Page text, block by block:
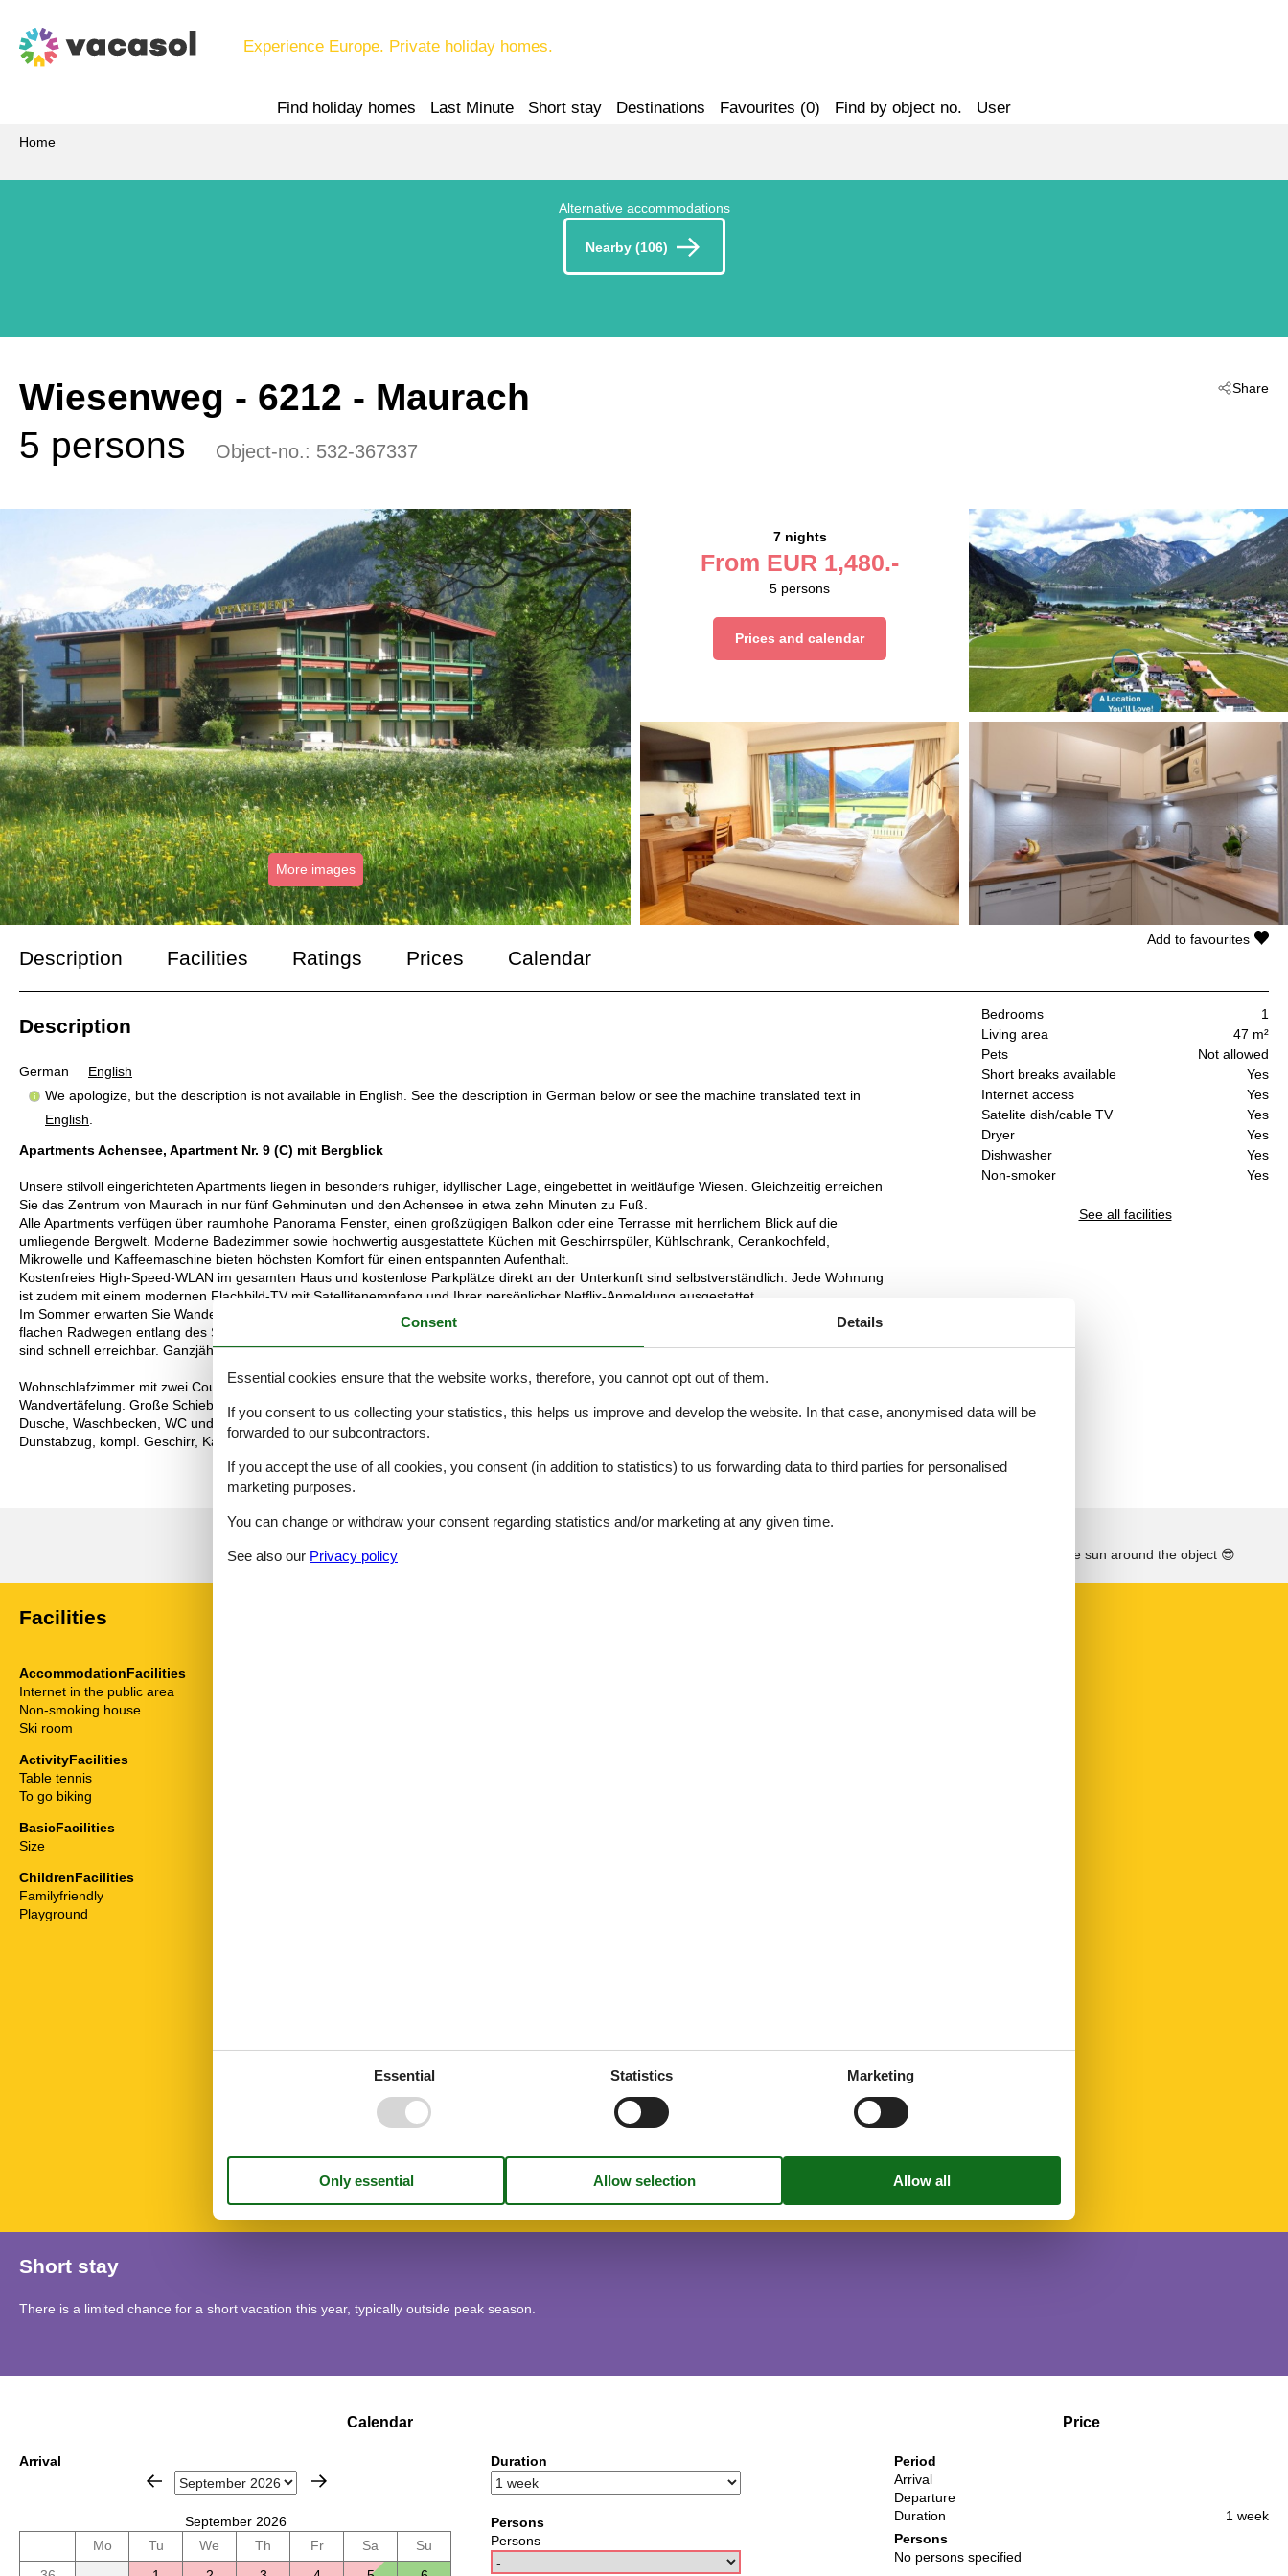
Experience Europe. Private holiday homes.
Find holiday homes Last Minute Short stay Destinations Favourites (0) Find by object no. User
Home
Alternative accommodations
Nearby (106)
Share
Wiesenweg - 6212 - Maurach
5 persons
Object-no.: 532-367337
More images
7 nights
From EUR 1,480.-
5 persons
Prices and calendar
Description Facilities Ratings Prices Calendar
Bedrooms
1
Living area
47 m²
Pets
Not allowed
Short breaks available
Yes
Internet access
Yes
Satelite dish/cable TV
Yes
Dryer
Yes
Dishwasher
Yes
Non-smoker
Yes
See all facilities
Add to favourites
Description
German
English
We apologize, but the description is not available in English. See the description in German below or see the machine translated text in
English.
Apartments Achensee, Apartment Nr. 9 (C) mit Bergblick
Unsere stilvoll eingerichteten Apartments liegen in besonders ruhiger, idyllischer Lage, eingebettet in weitläufige Wiesen. Gleichzeitig erreichen
Sie das Zentrum von Maurach in nur fünf Gehminuten und den Achensee in etwa zehn Minuten zu Fuß.
Alle Apartments verfügen über raumhohe Panorama Fenster, einen großzügigen Balkon oder eine Terrasse mit herrlichem Blick auf die
umliegende Bergwelt. Moderne Badezimmer sowie hochwertig ausgestattete Küchen mit Geschirrspüler, Kühlschrank, Cerankochfeld,
Mikrowelle und Kaffeemaschine bieten höchsten Komfort für einen entspannten Aufenthalt.
Kostenfreies High-Speed-WLAN im gesamten Haus und kostenlose Parkplätze direkt an der Unterkunft sind selbstverständlich. Jede Wohnung
ist zudem mit einem modernen Flachbild-TV mit Satellitenempfang und Ihrer persönlicher Netflix-Anmeldung ausgestattet.
Im Sommer erwarten Sie Wandern, Schwimmen im kristallklaren Achensee, sportliches Mountainbiken oder entspanntes Familienradeln auf
flachen Radwegen entlang des Sees. Im Winter starten Langlaufloipen direkt vor dem Haus; die Skigebiete Rofan, Karwendel und Christlum
sind schnell erreichbar. Ganzjährig lädt das nahegelegene ‘Freizeitzentrum Atoll’ mit Erlebnisbad und Wellnessbereich zum Genießen ein.
Wohnschlafzimmer mit zwei Couches und Tischchen, gepolsterter Eßecke und Bauernkomode. Dreibettzimmer mit 2 Fauteuils und Tischchen,
Wandvertäfelung. Große Schiebetüre zum Liegebalkon bzw. zur Gartenterasse. Vorraum mit Schrank. Frisch renoviertes Badezimmer mit
Dusche, Waschbecken, WC und Heizstrahler. Separate Küche mit 3-Platten-Herd, Kühlschrank, Geschirrspülmaschine, Mikrowellenherd,
Dunstabzug, kompl. Geschirr, Kaffeemaschine. Farb-TV, Safe, Internetanschluss. Haustiere sind nicht erlaubt!
See the course of the sun around the object 😎
Facilities
AccommodationFacilities
Internet in the public area
Non-smoking house
Ski room
ActivityFacilities
Table tennis
To go biking
BasicFacilities
Size
ChildrenFacilities
Familyfriendly
Playground
Seating group
Separate kitchen
Shower
Short stay
There is a limited chance for a short vacation this year, typically outside peak season.
Calendar
Arrival
September 2026
Mo
Tu We Th Fr Sa
Su
Duration
Persons
Persons
Price
Period
Arrival
Departure
Duration
1 week
Persons
No persons specified
Consent Details
Essential cookies ensure that the website works, therefore, you cannot opt out of them.
If you consent to us collecting your statistics, this helps us improve and develop the website. In that case, anonymised data will be
forwarded to our subcontractors.
If you accept the use of all cookies, you consent (in addition to statistics) to us forwarding data to third parties for personalised
marketing purposes.
You can change or withdraw your consent regarding statistics and/or marketing at any given time.
See also our Privacy policy
Essential Statistics Marketing